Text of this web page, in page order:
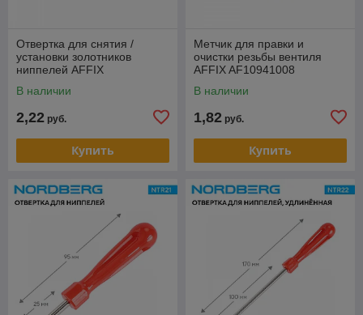
Отвертка для снятия /
установки золотников
ниппелей AFFIX
В наличии
2,22 руб.
Купить
Метчик для правки и
очистки резьбы вентиля
AFFIX AF10941008
В наличии
1,82 руб.
Купить